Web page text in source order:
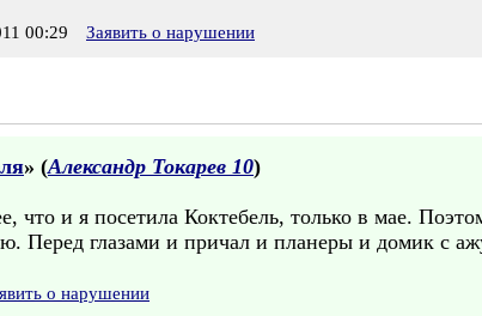
00:29 Заявить о нарушении
» (Александр Токарев 10)
что и я посетила Коктебель, только в мае.
Перед глазами и причал и планеры и домик с
о нарушении